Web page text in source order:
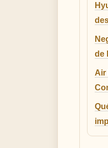
de
Air